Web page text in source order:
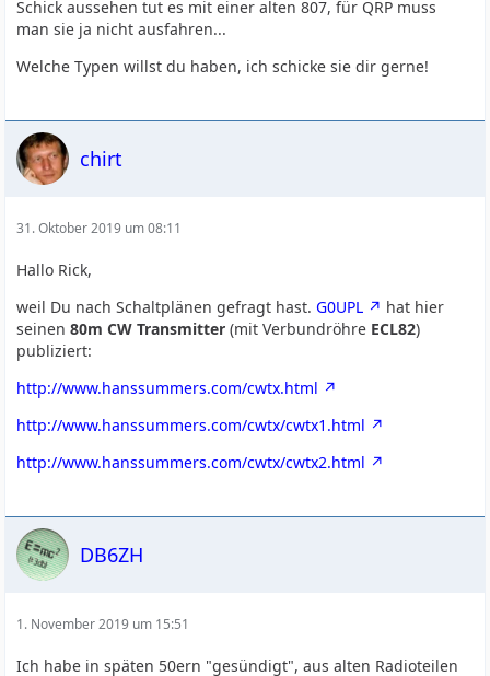
Schick aussehen tut es mit einer alten 807, für QRP muss
man sie ja nicht ausfahren...
Welche Typen willst du haben, ich schicke sie dir gerne!
chirt
31. Oktober 2019 um 08:11
Hallo Rick,
weil Du nach Schaltplänen gefragt hast.G0UPL
hat hier
seinen80m CW Transmitter(mit Verbundröhre ECL82)
publiziert:
http://www.hanssummers.com/cwtx.html
http://www.hanssummers.com/cwtx/cwtx1.html
http://www.hanssummers.com/cwtx/cwtx2.html
DB6ZH
1. November 2019 um 15:51
Ich habe in späten 50ern "gesündigt", aus alten Radioteilen